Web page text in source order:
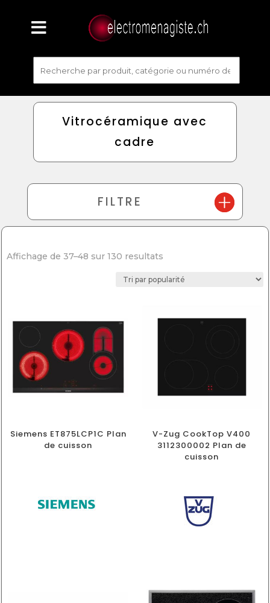
Vitrocéramique avec
cadre
FILTRE
Affichage de 37–48 sur 130 resultats
Siemens ET875LCP1C Plan
de cuisson
V-Zug CookTop V400
3112300002 Plan de
cuisson